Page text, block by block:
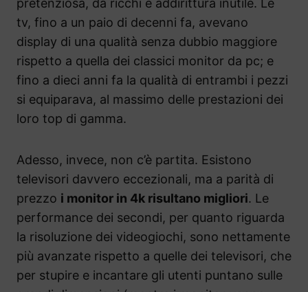
pretenziosa, da ricchi e addirittura inutile. Le
tv, fino a un paio di decenni fa, avevano
display di una qualità senza dubbio maggiore
rispetto a quella dei classici monitor da pc; e
fino a dieci anni fa la qualità di entrambi i pezzi
si equiparava, al massimo delle prestazioni dei
loro top di gamma.
Adesso, invece, non c’è partita. Esistono
televisori davvero eccezionali, ma a parità di
prezzo i monitor in 4k risultano migliori. Le
performance dei secondi, per quanto riguarda
la risoluzione dei videogiochi, sono nettamente
più avanzate rispetto a quelle dei televisori, che
per stupire e incantare gli utenti puntano sulle